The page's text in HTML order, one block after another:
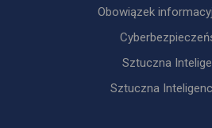
Obowiązek
Sztuczna
Sztuczna